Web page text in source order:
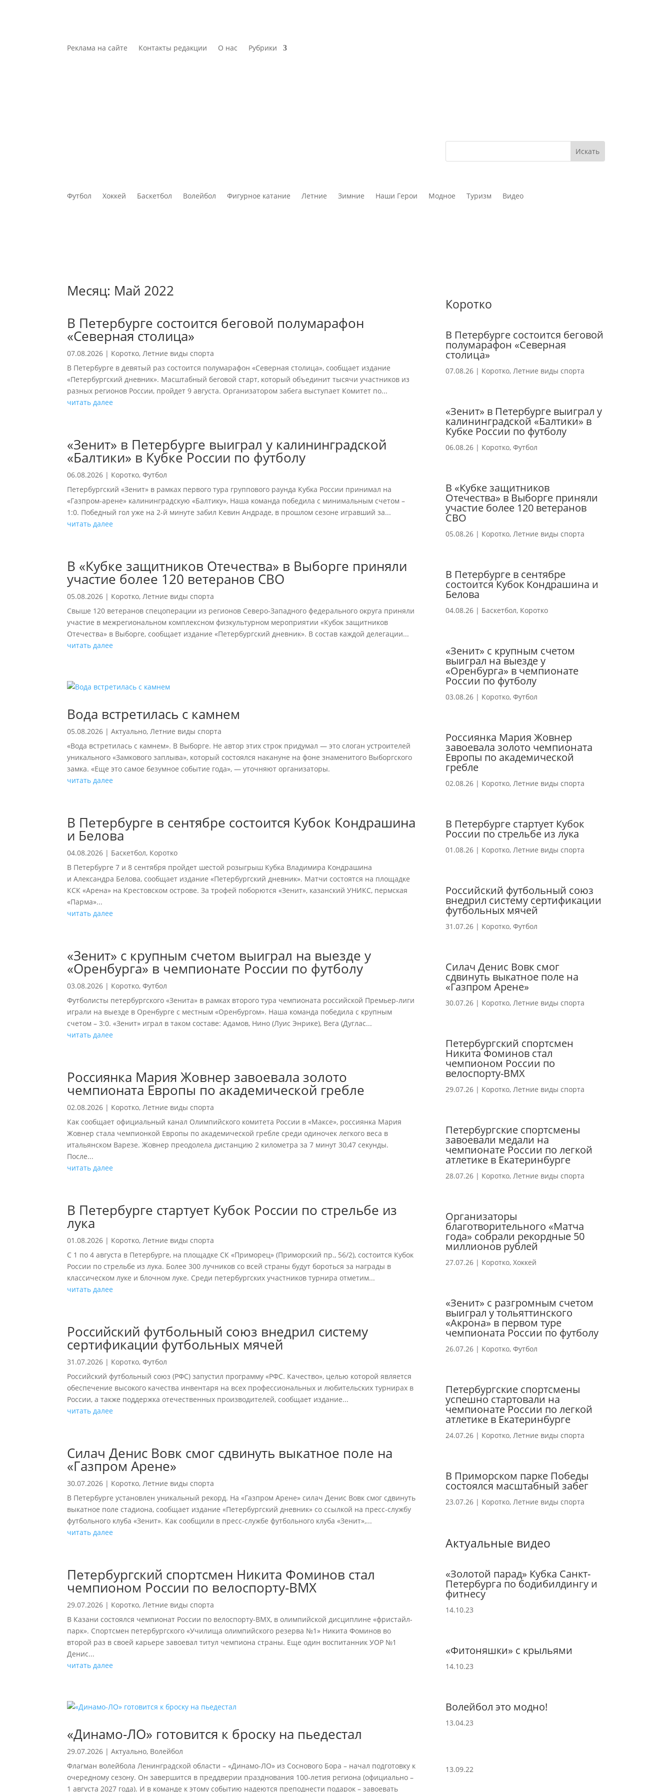
Реклама на сайте Контакты редакции О нас Рубрики
Футбол Хоккей Баскетбол Волейбол Фигурное катание Летние Зимние Наши Герои Модное Туризм Видео
Месяц: Май 2022
В Петербурге состоится беговой полумарафон
«Северная столица»
07.08.2026 | Коротко,Летние виды спорта
В Петербурге в девятый раз состоится полумарафон «Северная столица», сообщает издание
«Петербургский дневник». Масштабный беговой старт, который объединит тысячи участников из
разных регионов России, пройдет 9 августа. Организатором забега выступает Комитет по...
читать далее
«Зенит» в Петербурге выиграл у калининградской
«Балтики» в Кубке России по футболу
06.08.2026 | Коротко,Футбол
Петербургский «Зенит» в рамках первого тура группового раунда Кубка России принимал на
«Газпром-арене» калининградскую «Балтику», Наша команда победила с минимальным счетом –
1:0. Победный гол уже на 2-й минуте забил Кевин Андраде, в прошлом сезоне игравший за...
читать далее
В «Кубке защитников Отечества» в Выборге приняли
участие более 120 ветеранов СВО
05.08.2026 | Коротко,Летние виды спорта
Свыше 120 ветеранов спецоперации из регионов Северо-Западного федерального округа приняли
участие в межрегиональном комплексном физкультурном мероприятии «Кубок защитников
Отечества» в Выборге, сообщает издание «Петербургский дневник». В состав каждой делегации...
читать далее
Вода встретилась с камнем
05.08.2026 |Актуально,Летние виды спорта
«Вода встретилась с камнем». В Выборге. Не автор этих строк придумал — это слоган устроителей
уникального «Замкового заплыва», который состоялся накануне на фоне знаменитого Выборгского
замка. «Еще это самое безумное событие года», — уточняют организаторы.
читать далее
В Петербурге в сентябре состоится Кубок Кондрашина
и Белова
04.08.2026 | Баскетбол, Коротко
В Петербурге 7 и 8 сентября пройдет шестой розыгрыш Кубка Владимира Кондрашина
и Александра Белова, сообщает издание «Петербургский дневник». Матчи состоятся на площадке
КСК «Арена» на Крестовском острове. За трофей поборются «Зенит», казанский УНИКС, пермская
«Парма»...
читать далее
«Зенит» с крупным счетом выиграл на выезде у
«Оренбурга» в чемпионате России по футболу
03.08.2026 | Коротко,Футбол
Футболисты петербургского «Зенита» в рамках второго тура чемпионата российской Премьер-лиги
играли на выезде в Оренбурге с местным «Оренбургом». Наша команда победила с крупным
счетом – 3:0. «Зенит» играл в таком составе: Адамов, Нино (Луис Энрике), Вега (Дуглас...
читать далее
Россиянка Мария Жовнер завоевала золото
чемпионата Европы по академической гребле
02.08.2026 | Коротко,Летние виды спорта
Как сообщает официальный канал Олимпийского комитета России в «Максе», россиянка Мария
Жовнер стала чемпионкой Европы по академической гребле среди одиночек легкого веса в
итальянском Варезе. Жовнер преодолела дистанцию 2 километра за 7 минут 30,47 секунды.
После...
читать далее
В Петербурге стартует Кубок России по стрельбе из
лука
01.08.2026 | Коротко,Летние виды спорта
С 1 по 4 августа в Петербурге, на площадке СК «Приморец» (Приморский пр., 56/2), состоится Кубок
России по стрельбе из лука. Более 300 лучников со всей страны будут бороться за награды в
классическом луке и блочном луке. Среди петербургских участников турнира отметим...
читать далее
Российский футбольный союз внедрил систему
сертификации футбольных мячей
31.07.2026 | Коротко,Футбол
Российский футбольный союз (РФС) запустил программу «РФС. Качество», целью которой является
обеспечение высокого качества инвентаря на всех профессиональных и любительских турнирах в
России, а также поддержка отечественных производителей, сообщает издание...
читать далее
Силач Денис Вовк смог сдвинуть выкатное поле на
«Газпром Арене»
30.07.2026 | Коротко,Летние виды спорта
В Петербурге установлен уникальный рекорд. На «Газпром Арене» силач Денис Вовк смог сдвинуть
выкатное поле стадиона, сообщает издание «Петербургский дневник» со ссылкой на пресс-службу
футбольного клуба «Зенит». Как сообщили в пресс-службе футбольного клуба «Зенит»,...
читать далее
Петербургский спортсмен Никита Фоминов стал
чемпионом России по велоспорту-ВМХ
29.07.2026 | Коротко,Летние виды спорта
В Казани состоялся чемпионат России по велоспорту-ВМХ, в олимпийской дисциплине «фристайл-
парк». Спортсмен петербургского «Училища олимпийского резерва №1» Никита Фоминов во
второй раз в своей карьере завоевал титул чемпиона страны. Еще один воспитанник УОР №1
Денис...
читать далее
«Динамо-ЛО» готовится к броску на пьедестал
29.07.2026 |Актуально, Волейбол
Флагман волейбола Ленинградской области – «Динамо-ЛО» из Соснового Бора – начал подготовку к
очередному сезону. Он завершится в преддверии празднования 100-летия региона (официально –
1 августа 2027 года). И в команде к этому событию надеются преподнести подарок – завоевать
Коротко
В Петербурге состоится беговой
полумарафон «Северная
столица»
07.08.26| Коротко, Летние виды спорта
«Зенит» в Петербурге выиграл у
калининградской «Балтики» в
Кубке России по футболу
06.08.26| Коротко, Футбол
В «Кубке защитников
Отечества» в Выборге приняли
участие более 120 ветеранов
СВО
05.08.26| Коротко, Летние виды спорта
В Петербурге в сентябре
состоится Кубок Кондрашина и
Белова
04.08.26| Баскетбол, Коротко
«Зенит» с крупным счетом
выиграл на выезде у
«Оренбурга» в чемпионате
России по футболу
03.08.26| Коротко, Футбол
Россиянка Мария Жовнер
завоевала золото чемпионата
Европы по академической
гребле
02.08.26| Коротко, Летние виды спорта
В Петербурге стартует Кубок
России по стрельбе из лука
01.08.26| Коротко, Летние виды спорта
Российский футбольный союз
внедрил систему сертификации
футбольных мячей
31.07.26| Коротко, Футбол
Силач Денис Вовк смог
сдвинуть выкатное поле на
«Газпром Арене»
30.07.26| Коротко, Летние виды спорта
Петербургский спортсмен
Никита Фоминов стал
чемпионом России по
велоспорту-ВМХ
29.07.26| Коротко, Летние виды спорта
Петербургские спортсмены
завоевали медали на
чемпионате России по легкой
атлетике в Екатеринбурге
28.07.26| Коротко, Летние виды спорта
Организаторы
благотворительного «Матча
года» собрали рекордные 50
миллионов рублей
27.07.26| Коротко, Хоккей
«Зенит» с разгромным счетом
выиграл у тольяттинского
«Акрона» в первом туре
чемпионата России по футболу
26.07.26| Коротко, Футбол
Петербургские спортсмены
успешно стартовали на
чемпионате России по легкой
атлетике в Екатеринбурге
24.07.26| Коротко, Летние виды спорта
В Приморском парке Победы
состоялся масштабный забег
23.07.26| Коротко, Летние виды спорта
Актуальные видео
«Золотой парад» Кубка Санкт-
Петербурга по бодибилдингу и
фитнесу
14.10.23
«Фитоняшки» с крыльями
14.10.23
Волейбол это модно!
13.04.23
13.09.22